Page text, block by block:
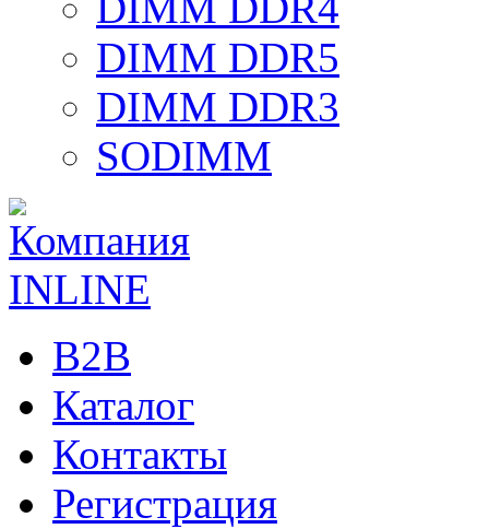
DIMM DDR5
DIMM DDR3
SODIMM
B2B
Каталог
Контакты
Регистрация